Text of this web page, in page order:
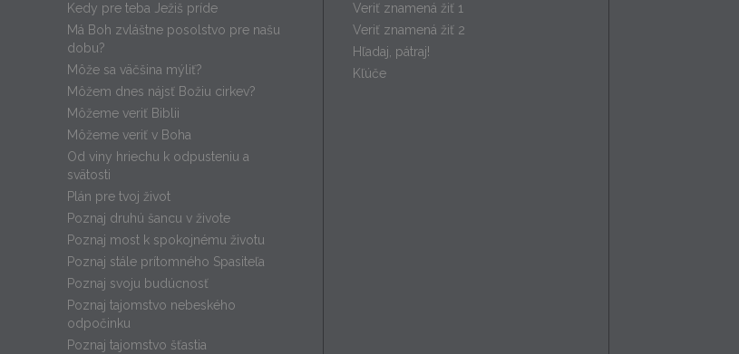
Kedy pre teba Ježiš príde
Má Boh zvláštne posolstvo pre našu
dobu?
Môže sa väčšina mýliť?
Môžem dnes nájsť Božiu cirkev?
Môžeme veriť Biblii
Môžeme veriť v Boha
Od viny hriechu k odpusteniu a
svätosti
Plán pre tvoj život
Poznaj druhú šancu v živote
Poznaj most k spokojnému životu
Poznaj stále prítomného Spasiteľa
Poznaj svoju budúcnosť
Poznaj tajomstvo nebeského
odpočinku
Poznaj tajomstvo šťastia
Veriť znamená žiť 1
Veriť znamená žiť 2
Hľadaj, pátraj!
Kľúče